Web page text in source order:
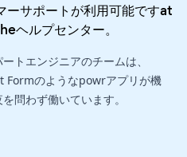
サポートが利用可能ですat
ヘルプセンター。
トエンジニアのチームは、
のようなpowrアプリが機
問わず働いています。